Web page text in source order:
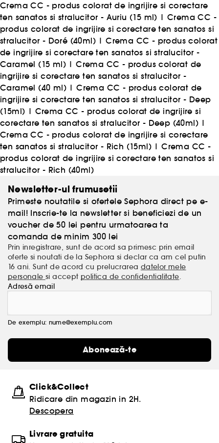
Crema CC - produs colorat de ingrijire si corectare
ten sanatos si stralucitor - Auriu (15 ml) |Crema CC -
produs colorat de ingrijire si corectare ten sanatos si
stralucitor - Doré (40ml) |Crema CC - produs colorat
de ingrijire si corectare ten sanatos si stralucitor -
Caramel (15 ml) |Crema CC - produs colorat de
ingrijire si corectare ten sanatos si stralucitor -
Caramel (40 ml) |Crema CC - produs colorat de
ingrijire si corectare ten sanatos si stralucitor - Deep
(15ml) | Crema CC - produs colorat de ingrijire si
corectare ten sanatos si stralucitor - Deep (40ml) |
Crema CC - produs colorat de ingrijire si corectare
ten sanatos si stralucitor - Rich (15ml) |Crema CC -
produs colorat de ingrijire si corectare ten sanatos si
stralucitor - Rich (40ml)
Newsletter-ul frumusetii
Primeste noutatile si ofertele Sephora direct pe e-
mail! Inscrie-te la newsletter si beneficiezi de un
voucher de 50 lei pentru urmatoarea ta
comanda de minim 300 lei
Prin inregistrare, sunt de acord sa primesc prin email
oferte si noutati de la Sephora si declar ca am cel putin
16 ani. Sunt de acord cu prelucrarea datelor mele
personalesi accept politica de confidentialitate.
Adresă email
De exemplu: nume@exemplu.com
Abonează-te
Click&Collect
Ridicare din magazin in 2H.
Descopera
Livrare gratuita